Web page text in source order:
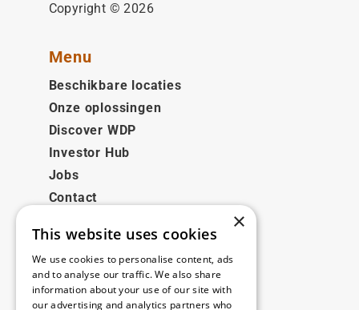
Copyright © 2026
Menu
Beschikbare locaties
Onze oplossingen
Discover WDP
Investor Hub
Jobs
Contact
Juridisch
Disclaimer
Privacy policy
×
This website uses cookies
We use cookies to personalise content, ads
and to analyse our traffic. We also share
information about your use of our site with
our advertising and analytics partners who